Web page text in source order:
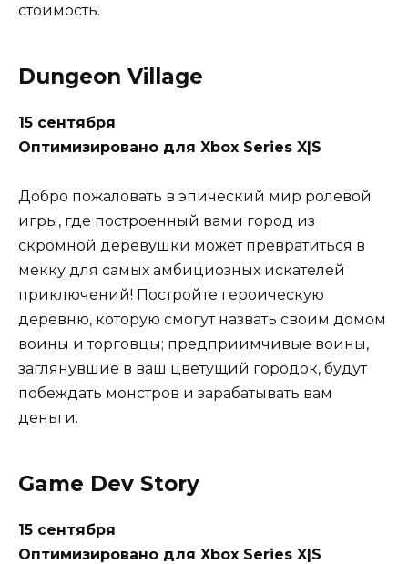
стоимость.
Dungeon Village
15 сентября
Оптимизировано для Xbox Series X|S
Добро пожаловать в эпический мир ролевой
игры, где построенный вами город из
скромной деревушки может превратиться в
мекку для самых амбициозных искателей
приключений! Постройте героическую
деревню, которую смогут назвать своим домом
воины и торговцы; предприимчивые воины,
заглянувшие в ваш цветущий городок, будут
побеждать монстров и зарабатывать вам
деньги.
Game Dev Story
15 сентября
Оптимизировано для Xbox Series X|S